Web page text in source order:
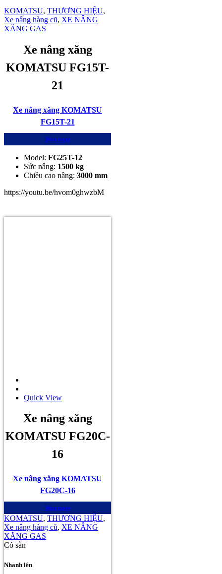
KOMATSU, THƯƠNG HIỆU,
Xe nâng hàng cũ, XE NÂNG
XĂNG GAS
Xe nâng xăng
KOMATSU FG15T-
21
Xe nâng xăng KOMATSU
FG15T-21
Mua ngay
Model: FG25T-12
Sức nâng: 1500 kg
Chiều cao nâng: 3000 mm
https://youtu.be/hvom0ghwzbM
Quick View
Xe nâng xăng
KOMATSU FG20C-
16
Xe nâng xăng KOMATSU
FG20C-16
Mua ngay
KOMATSU, THƯƠNG HIỆU,
Xe nâng hàng cũ, XE NÂNG
XĂNG GAS
Có sẵn
Nhanh lên